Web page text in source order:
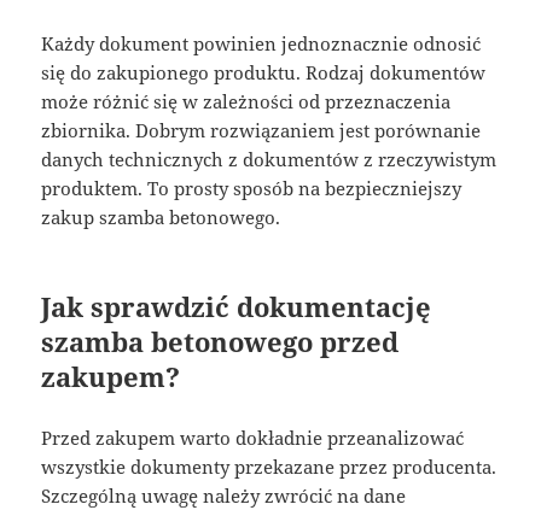
Każdy dokument powinien jednoznacznie odnosić
się do zakupionego produktu. Rodzaj dokumentów
może różnić się w zależności od przeznaczenia
zbiornika. Dobrym rozwiązaniem jest porównanie
danych technicznych z dokumentów z rzeczywistym
produktem. To prosty sposób na bezpieczniejszy
zakup szamba betonowego.
Jak sprawdzić dokumentację
szamba betonowego przed
zakupem?
Przed zakupem warto dokładnie przeanalizować
wszystkie dokumenty przekazane przez producenta.
Szczególną uwagę należy zwrócić na dane